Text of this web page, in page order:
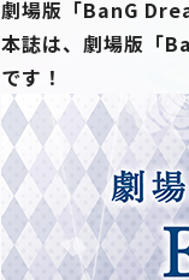
劇場版「BanG
本誌は、劇場版「
です！